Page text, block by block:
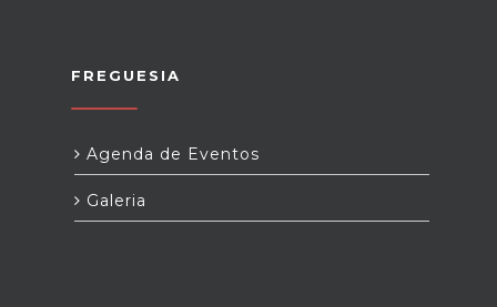
FREGUESIA
Agenda de Eventos
Galeria